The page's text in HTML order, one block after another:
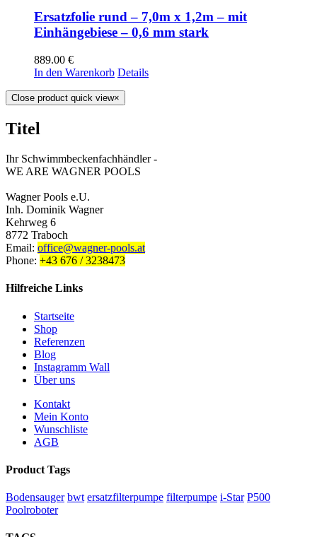
Ersatzfolie rund – 7,0m x 1,2m – mit
Einhängebiese – 0,6 mm stark
889.00 €
In den Warenkorb Details
Close product quick view×
Titel
Ihr Schwimmbeckenfachhändler -
WE ARE WAGNER POOLS
Wagner Pools e.U.
Inh. Dominik Wagner
Kehrweg 6
8772 Traboch
Email: office@wagner-pools.at
Phone: +43 676 / 3238473
Hilfreiche Links
Startseite
Shop
Referenzen
Blog
Instagramm Wall
Über uns
Kontakt
Mein Konto
Wunschliste
AGB
Product Tags
Bodensauger bwt ersatzfilterpumpe filterpumpe i-Star P500
Poolroboter